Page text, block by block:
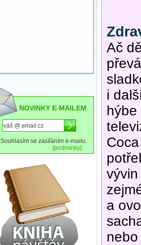
NOVINKY E-MAILEM
Souhlasím se zasíláním e-mailu.
[podmínky]
Ač
i
a